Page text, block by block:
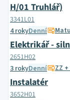
H/01 Truhlář)
3341L01
4 rokyDenní
Elektrikář -
2651H02
3 rokyDenní ZZ
Instalatér
3652H01